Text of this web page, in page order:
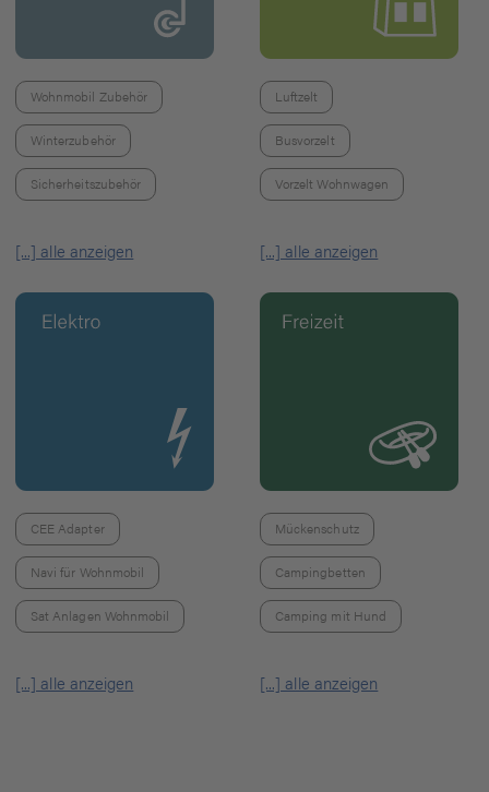
Wohnmobil Zubehör
Winterzubehör
Sicherheitszubehör
[...] alle anzeigen
Luftzelt
Busvorzelt
Vorzelt Wohnwagen
[...] alle anzeigen
CEE Adapter
Navi für Wohnmobil
Sat Anlagen Wohnmobil
[...] alle anzeigen
Mückenschutz
Campingbetten
Camping mit Hund
[...] alle anzeigen